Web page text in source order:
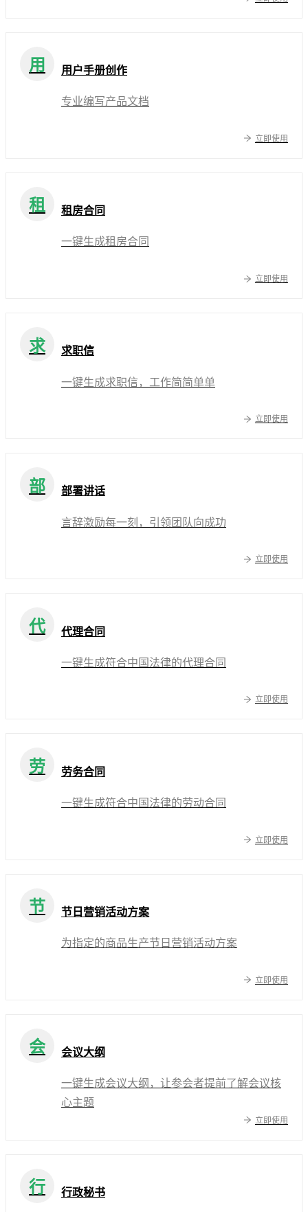
用 用户手册创作
专业编写产品文档
立即使用
租 租房合同
一键生成租房合同
立即使用
求 求职信
一键生成求职信，工作简简单单
立即使用
部 部署讲话
言辞激励每一刻，引领团队向成功
立即使用
代 代理合同
一键生成符合中国法律的代理合同
立即使用
劳 劳务合同
一键生成符合中国法律的劳动合同
立即使用
节 节日营销活动方案
为指定的商品生产节日营销活动方案
立即使用
会 会议大纲
一键生成会议大纲，让参会者提前了解会议核
心主题
立即使用
行 行政秘书